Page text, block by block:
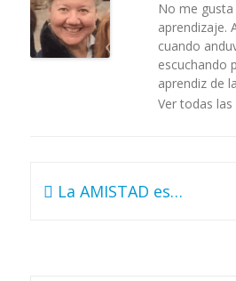
No me
aprendizaje.
cuando
escuchando
aprendiz de
Ver todas
Navegación
La AMISTAD es…